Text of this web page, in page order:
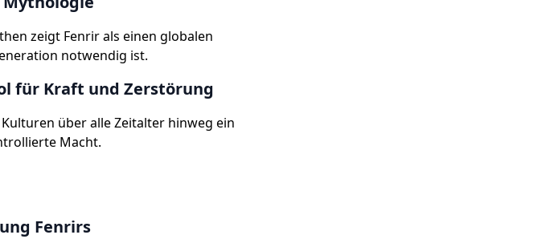
zeigt Fenrir als einen globalen
notwendig ist.
für Kraft und Zerstörung
über alle Zeitalter hinweg ein
Macht.
Fenrirs